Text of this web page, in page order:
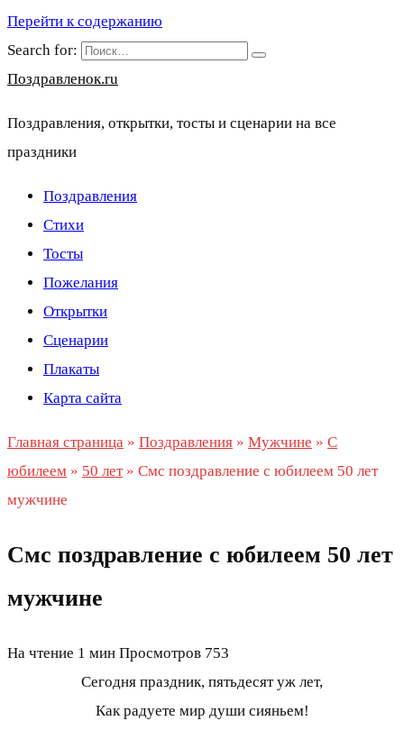
Перейти к содержанию
Search for:
Поздравленок.ru
Поздравления, открытки, тосты и сценарии на все
праздники
Поздравления
Стихи
Тосты
Пожелания
Открытки
Сценарии
Плакаты
Карта сайта
Главная страница » Поздравления » Мужчине » С
юбилеем » 50 лет» Смс поздравление с юбилеем 50 лет
мужчине
Смс поздравление с юбилеем 50 лет
мужчине
На чтение 1 мин Просмотров 753
Сегодня праздник, пятьдесят уж лет,
Как радуете мир души сияньем!